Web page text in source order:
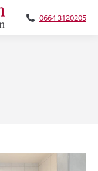
0664 3120205